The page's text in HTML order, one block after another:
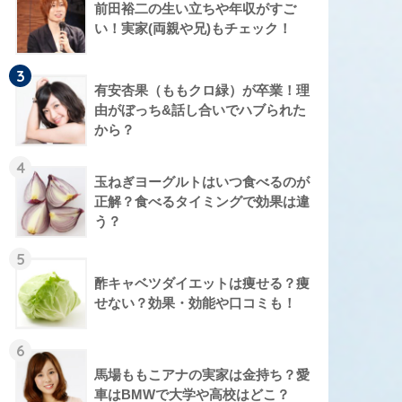
前田裕二の生い立ちや年収がすご
い！実家(両親や兄)もチェック！
3
有安杏果（ももクロ緑）が卒業！理
由がぼっち&話し合いでハブられた
から？
4
玉ねぎヨーグルトはいつ食べるのが
正解？食べるタイミングで効果は違
う？
5
酢キャベツダイエットは痩せる？痩
せない？効果・効能や口コミも！
6
馬場ももこアナの実家は金持ち？愛
車はBMWで大学や高校はどこ？